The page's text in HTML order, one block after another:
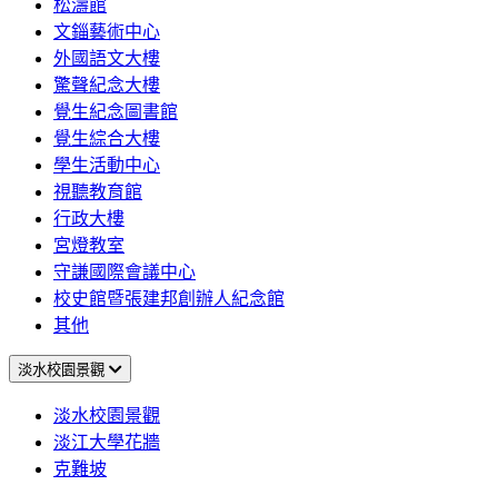
松濤館
文錙藝術中心
外國語文大樓
驚聲紀念大樓
覺生紀念圖書館
覺生綜合大樓
學生活動中心
視聽教育館
行政大樓
宮燈教室
守謙國際會議中心
校史館暨張建邦創辦人紀念館
其他
淡水校園景觀
淡水校園景觀
淡江大學花牆
克難坡